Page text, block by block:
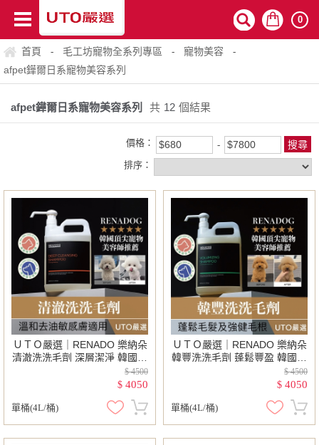
0
首頁 - 毛工坊寵物全系列專區 - 寵物美容 -
afpet鏵爾日系寵物美容系列
afpet鏵爾日系寵物美容系列 共 12 個結果
價格：
排序：
ＵＴＯ嚴選｜RENADO 樂納朵
清澈洗洗毛劑 深層潔淨 韓國進
口 韓國頂尖寵物美容師首選 寵
$ 4500
$ 4050
單桶(4L/桶)
ＵＴＯ嚴選｜RENADO 樂納朵
韓豐洗洗毛劑 蓬鬆豐盈 韓國進
口 韓國頂尖寵物美容師首選 寵
$ 4500
$ 4050
單桶(4L/桶)